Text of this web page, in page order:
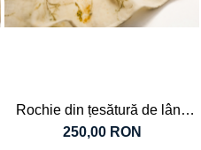
Rochie din țesătură de lână
merinos, vopsită natural cu
plante, pentru bebeluși, M86
250,00 RON